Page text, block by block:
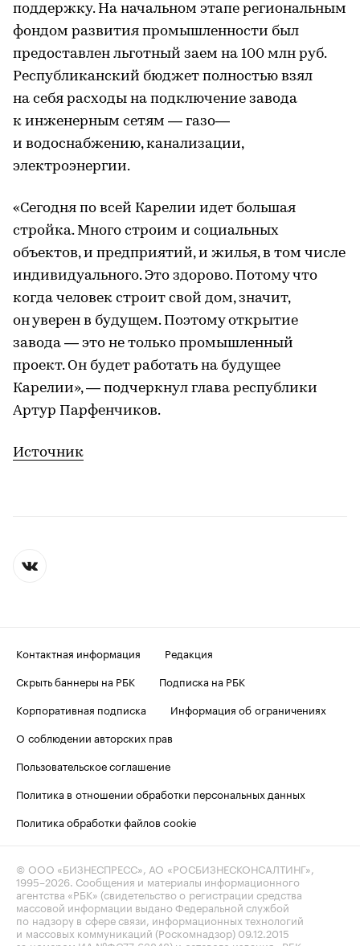
поддержку. На начальном этапе региональным
фондом развития промышленности был
предоставлен льготный заем на 100 млн руб.
Республиканский бюджет полностью взял
на себя расходы на подключение завода
к инженерным сетям — газо—
и водоснабжению, канализации,
электроэнергии.
«Сегодня по всей Карелии идет большая
стройка. Много строим и социальных
объектов, и предприятий, и жилья, в том числе
индивидуального. Это здорово. Потому что
когда человек строит свой дом, значит,
он уверен в будущем. Поэтому открытие
завода — это не только промышленный
проект. Он будет работать на будущее
Карелии», — подчеркнул глава республики
Артур Парфенчиков.
Источник
Контактная информация
Редакция
Скрыть баннеры на РБК
Подписка на РБК
Корпоративная подписка
Информация об ограничениях
О соблюдении авторских прав
Пользовательское соглашение
Политика в отношении обработки персональных данных
Политика обработки файлов cookie
© ООО «БИЗНЕСПРЕСС», АО «РОСБИЗНЕСКОНСАЛТИНГ»,
1995–2026 . Сообщения и материалы информационного
агентства «РБК» (свидетельство о регистрации средства
массовой информации выдано Федеральной службой
по надзору в сфере связи, информационных технологий
и массовых коммуникаций (Роскомнадзор) 09.12.2015